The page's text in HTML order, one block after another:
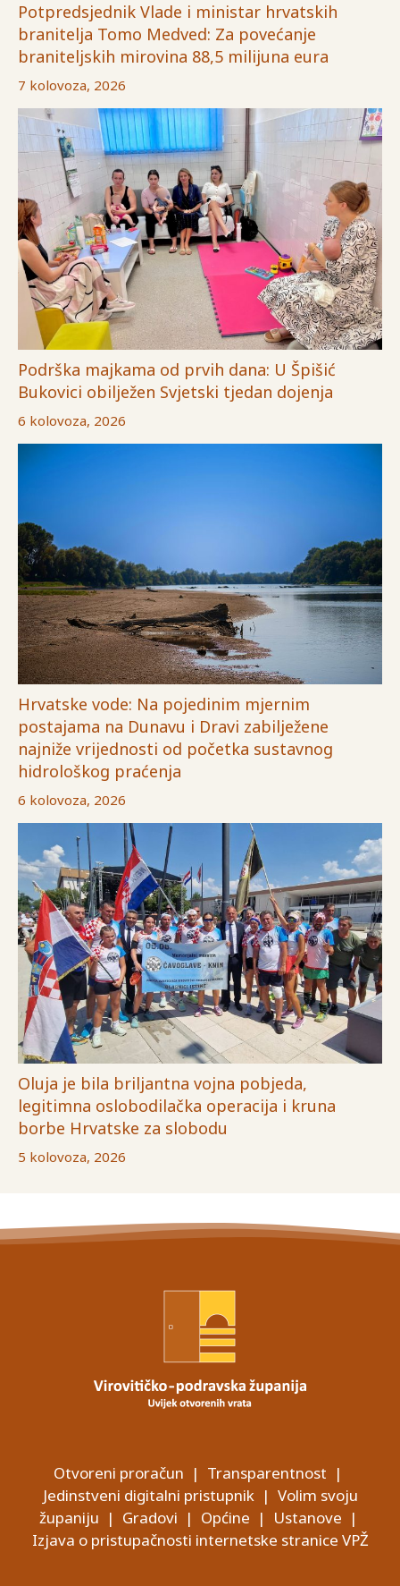
Potpredsjednik Vlade i ministar hrvatskih
branitelja Tomo Medved: Za povećanje
braniteljskih mirovina 88,5 milijuna eura
7 kolovoza, 2026
Podrška majkama od prvih dana: U Špišić
Bukovici obilježen Svjetski tjedan dojenja
6 kolovoza, 2026
Hrvatske vode: Na pojedinim mjernim
postajama na Dunavu i Dravi zabilježene
najniže vrijednosti od početka sustavnog
hidrološkog praćenja
6 kolovoza, 2026
Oluja je bila briljantna vojna pobjeda,
legitimna oslobodilačka operacija i kruna
borbe Hrvatske za slobodu
5 kolovoza, 2026
Otvoreni proračun | Transparentnost |
Jedinstveni digitalni pristupnik| Volim svoju
županiju | Gradovi | Općine | Ustanove |
Izjava o pristupačnosti internetske stranice VPŽ